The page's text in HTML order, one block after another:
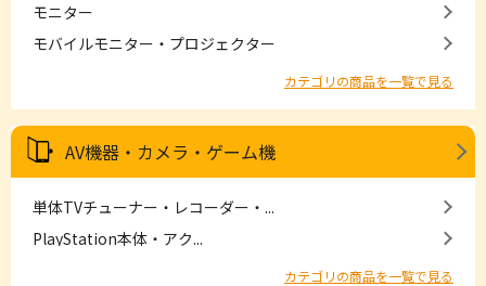
モニター
モバイルモニター・プロジェクター
カテゴリの商品を一覧で見る
AV機器・カメラ・ゲーム機
単体TVチューナー・レコーダー・...
PlayStation本体・アク...
カテゴリの商品を一覧で見る